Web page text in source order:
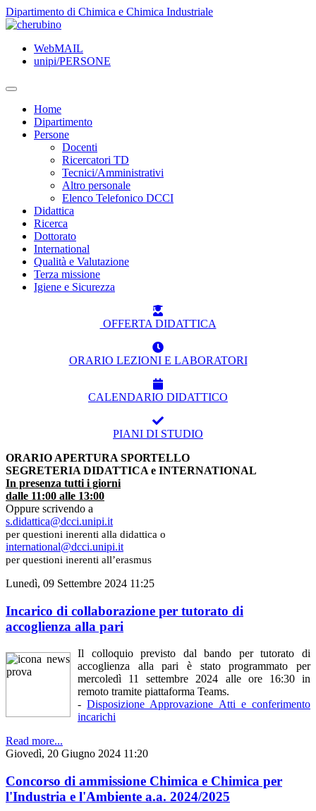
TPL_UNIPI_SKIP_TO_CONTENT
Dipartimento di Chimica e Chimica Industriale
WebMAIL
unipi/PERSONE
Home
Dipartimento
Persone
Docenti
Ricercatori TD
Tecnici/Amministrativi
Altro personale
Elenco Telefonico DCCI
Didattica
Ricerca
Dottorato
International
Qualità e Valutazione
Terza missione
Igiene e Sicurezza
OFFERTA DIDATTICA
ORARIO LEZIONI E LABORATORI
CALENDARIO DIDATTICO
PIANI DI STUDIO
ORARIO APERTURA SPORTELLO
SEGRETERIA DIDATTICA e INTERNATIONAL
In presenza tutti i giorni
dalle 11:00 alle 13:00
Oppure scrivendo a
s.didattica@dcci.unipi.it
per questioni inerenti alla didattica o
international@dcci.unipi.it
per questioni inerenti all’erasmus
Lunedì, 09 Settembre 2024 11:25
Incarico di collaborazione per tutorato di
accoglienza alla pari
Il colloquio previsto dal bando per tutorato di
accoglienza alla pari è stato programmato per
mercoledì 11 settembre 2024 alle ore 16:30 in
remoto tramite piattaforma Teams.
-Disposizione Approvazione Atti e conferimento
incarichi
Read more...
Giovedì, 20 Giugno 2024 11:20
Concorso di ammissione Chimica e Chimica per
l'Industria e l'Ambiente a.a. 2024/2025